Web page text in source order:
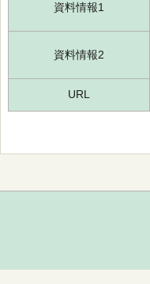
資料情報1
資料情報2
URL